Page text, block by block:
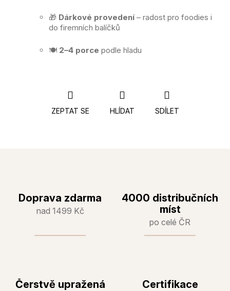
🎁 Dárkové provedení – radost pro foodies i
do firemních balíčků
🍽️ 2–4 porce podle hladu
ZEPTAT SE HLÍDAT SDÍLET
Doprava zdarma
nad 1499 Kč
4000 distribučních
míst
po celé ČR
Čerstvě upražená Certifikace